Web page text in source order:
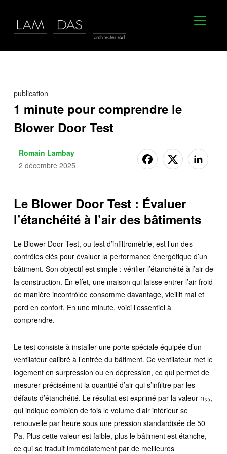
publication
1 minute pour comprendre le
Blower Door Test
Romain Lambay
2 décembre 2025
Le Blower Door Test : Évaluer
l’étanchéité à l’air des bâtiments
Le Blower Door Test, ou test d’infiltrométrie, est l’un des
contrôles clés pour évaluer la performance énergétique d’un
bâtiment. Son objectif est simple : vérifier l’étanchéité à l’air de
la construction. En effet, une maison qui laisse entrer l’air froid
de manière incontrôlée consomme davantage, vieillit mal et
perd en confort. En une minute, voici l’essentiel à
comprendre.
Le test consiste à installer une porte spéciale équipée d’un
ventilateur calibré à l’entrée du bâtiment. Ce ventilateur met le
logement en surpression ou en dépression, ce qui permet de
mesurer précisément la quantité d’air qui s’infiltre par les
défauts d’étanchéité. Le résultat est exprimé par la valeur n₅₀,
qui indique combien de fois le volume d’air intérieur se
renouvelle par heure sous une pression standardisée de 50
Pa. Plus cette valeur est faible, plus le bâtiment est étanche,
ce qui se traduit immédiatement par de meilleures